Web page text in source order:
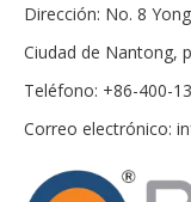
Dirección: No. 8
Ciudad de Nantong,
Teléfono: +86-400-
Correo electrónico: